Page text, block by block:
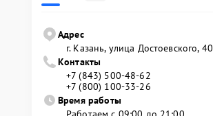
Адрес
г. Казань, улица Достоевского, 40
Контакты
+7 (843) 500-48-62
+7 (800) 100-33-26
Время работы